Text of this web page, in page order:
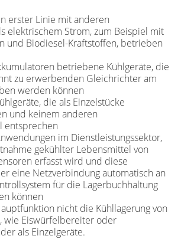
erster Linie mit anderen
elektrischem Strom, zum Beispiel mit
und Biodiesel-Kraftstoffen, betrieben
betriebene Kühlgeräte, die
zu erwerbenden Gleichrichter am
werden können
die als Einzelstücke
und keinem anderen
entsprechen
im Dienstleistungssektor,
gekühlter Lebensmittel von
erfasst wird und diese
eine Netzverbindung automatisch an
für die Lagerbuchhaltung
können
nicht die Kühllagerung von
wie Eiswürfelbereiter oder
als Einzelgeräte.